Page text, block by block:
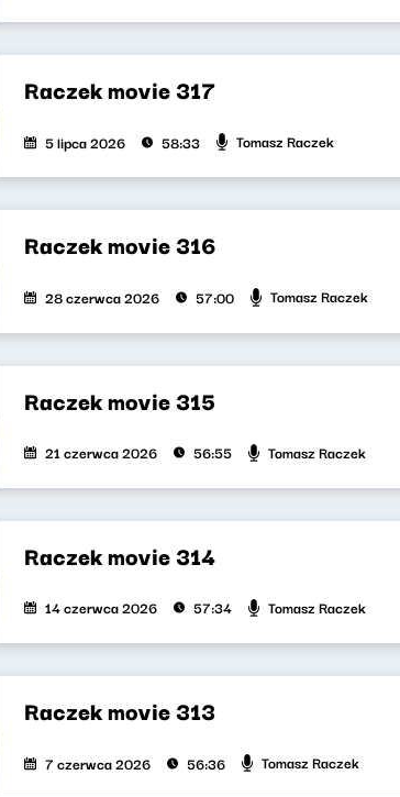
Raczek movie 317
5 lipca 2026 58:33 Tomasz Raczek
Raczek movie 316
28 czerwca 2026 57:00 Tomasz Raczek
Raczek movie 315
21 czerwca 2026 56:55 Tomasz Raczek
Raczek movie 314
14 czerwca 2026 57:34 Tomasz Raczek
Raczek movie 313
7 czerwca 2026 56:36 Tomasz Raczek